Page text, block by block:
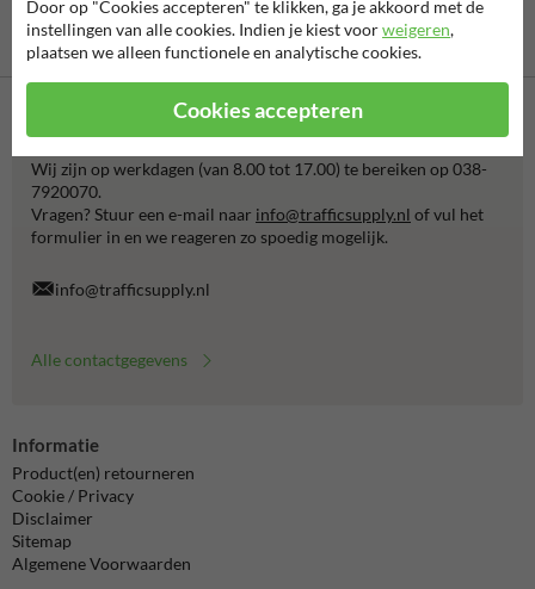
Betaling achteraf
is mogelijk
Neem contact met ons op
Wij zijn op werkdagen (van 8.00 tot 17.00) te bereiken op 038-
7920070.
Vragen? Stuur een e-mail naar info@trafficsupply.nl of vul het
formulier in en we reageren zo spoedig mogelijk.
info@trafficsupply.nl
Alle contactgegevens
Informatie
Product(en) retourneren
Cookie / Privacy
Disclaimer
Sitemap
Algemene Voorwaarden
Door op "Cookies accepteren" te klikken, ga je akkoord met de
instellingen van alle cookies. Indien je kiest voorweigeren,
plaatsen we alleen functionele en analytische cookies.
Cookies accepteren